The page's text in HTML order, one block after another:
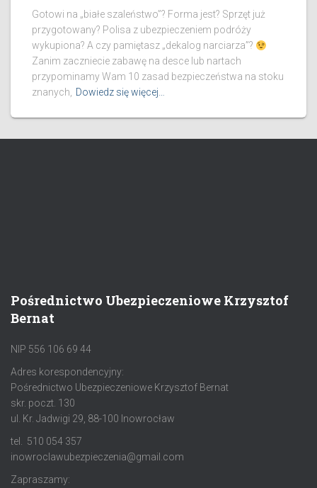
Gotowi na „białe szaleństwo”? Forma jest? Sprzęt już
przygotowany? Polisa z ubezpieczeniem podróży
wykupiona? A czy pamiętasz „dekalog narciarza”?
Zanim zaczniecie zabawę na desce lub nartach
przypominamy Wam 10 zasad bezpieczeństwa na stoku
znanych,
Dowiedz się więcej…
Pośrednictwo Ubezpieczeniowe Krzysztof
Bernat
NIP 556 106 69 44
Adres korespondencyjny:
Pośrednictwo Ubezpieczeniowe Krzysztof Bernat
skr. poczt. 130
ul. Kr. Jadwigi 29, 88-100 Inowrocław
tel. 510 054 357
inowroclawubezpieczenia@gmail.com
Zapraszamy: